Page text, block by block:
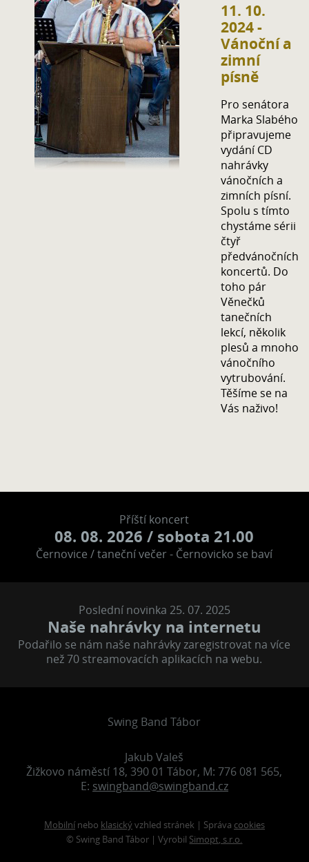
11. 10.
2024 -
Vánoční a
zimní
písně
Pro senátora
Marka Slabého
připravujeme
vydání CD
nahrávky
vánočních a
zimních písní.
Spolu s tímto
chystáme sérii
čtyř
předvánočních
koncertů. Do
toho pár
Věnečků
tanečních
lekcí, několik
plesů a mnoho
vánočního
vytrubování.
Těšíme se na
Vás naživo!
Příští koncert
08. 08. 2026 / sobota 21.00
Černovice / taneční večer - Černovicko se baví
Poslední novinka 25. 07. 2025
Naše nahrávky na internetu
Podařilo se nám naše nahrávky zaregistrovat na více
než 70 streamovacích aplikacích na webu.
Swing Band Tábor
Jakub Valeš
Žižkovo náměstí 18, 390 01 Tábor, M: 776 081 565,
E: swingband@swingband.cz
Mobilní nebo klasickývzhled stránek | Správa cookies
© Swing Band Tábor | Vyrobil Simopt, s.r.o.